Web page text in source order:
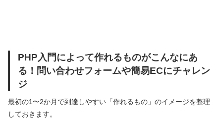
PHP入門によって作れるものがこんなにあ
る！問い合わせフォームや簡易ECにチャレン
ジ
最初の1〜2か月で到達しやすい「作れるもの」のイメージを整理
しておきます。